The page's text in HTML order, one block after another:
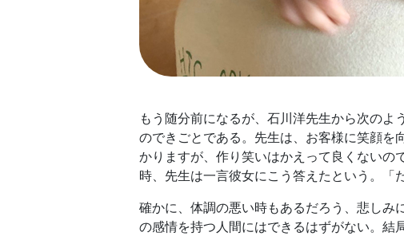
もう随分前になるが、石川洋先生から次の
のできごとである。先生は、お客様に笑顔
かりますが、作り笑いはかえって良くない
時、先生は一言彼女にこう答えたという。「
確かに、体調の悪い時もあるだろう、悲し
の感情を持つ人間にはできるはずがない。結